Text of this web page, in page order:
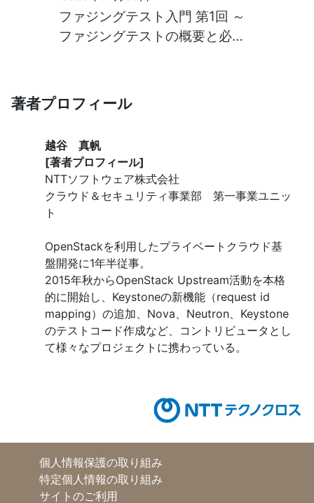
ファジングテスト入門 第1回 ～
ファジングテストの概要と必要
著者プロフィール
越谷 真帆
[著者プロフィール]
NTTソフトウェア株式会社
クラウド＆セキュリティ事業部 第一事業ユニッ
ト
OpenStackを利用したプライベートクラウド基
盤開発に1年半従事。
2015年秋からOpenStack Upstream活動を本格
的に開始し、Keystoneの新機能（request id
mapping）の追加、Nova、Neutron、Keystone
のテストコード作成など、コントリビュータとし
て様々なプロジェクトに携わっている。
個人情報保護の取り組み
特定個人情報の取り組み
サイトのご利用